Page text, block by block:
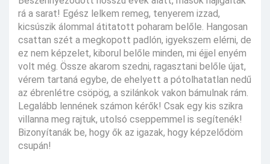
rá a sarat! Egész lelkem remeg, tenyerem izzad,
kicsúszik álommal átitatott poharam belőle. Hangosan
csattan szét a megkopott padlón, igyekszem elérni, de
ez nem képzelet, kiborul belőle minden, mi éjjel enyém
volt még. Össze akarom szedni, ragasztani belőle újat,
vérem tartaná egybe, de ehelyett a pótolhatatlan nedű
az ébrenlétre csöpög, a szilánkok vakon bámulnak rám.
Legalább lennének számon kérők! Csak egy kis szikra
villanna meg rajtuk, utolsó cseppemmel is segítenék!
Bizonyítanák be, hogy ők az igazak, hogy képzelődöm
csupán!